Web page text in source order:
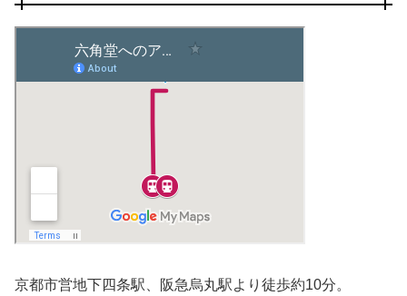
京都市営地下四条駅、阪急烏丸駅より徒歩約10分。